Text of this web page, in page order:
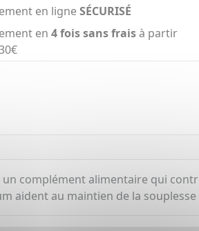
en ligneSÉCURISÉ
en 4 fois sans fraisà partir
un complément alimentaire qui
aident au maintien de la